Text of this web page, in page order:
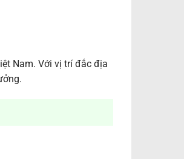
Nam. Với vị trí đắc địa